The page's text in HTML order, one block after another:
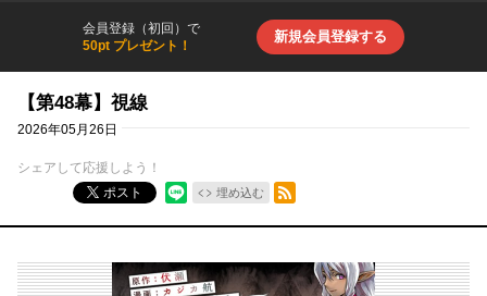
会員登録（初回）で
50pt プレゼント！
新規会員登録する
【第48幕】視線
2026年05月26日
シェアして応援しよう！
ポスト
埋め込む
RSSフィード